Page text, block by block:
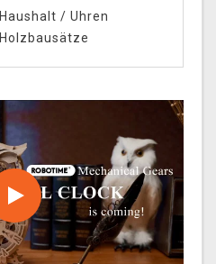
Haushalt / Uhren
Holzbausätze